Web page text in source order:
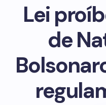
Lei
de